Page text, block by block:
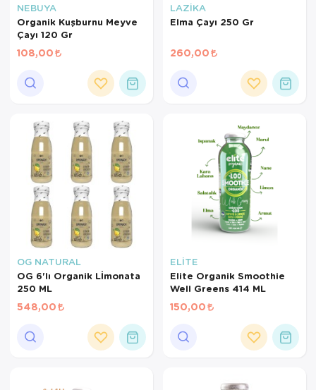
NEBUYA
Organik Kuşburnu Meyve
Çayı 120 Gr
108,00
LAZİKA
Elma Çayı 250 Gr
260,00
OG NATURAL
OG 6'lı Organik Lİmonata
250 ML
548,00
ELİTE
Elite Organik Smoothie
Well Greens 414 ML
150,00